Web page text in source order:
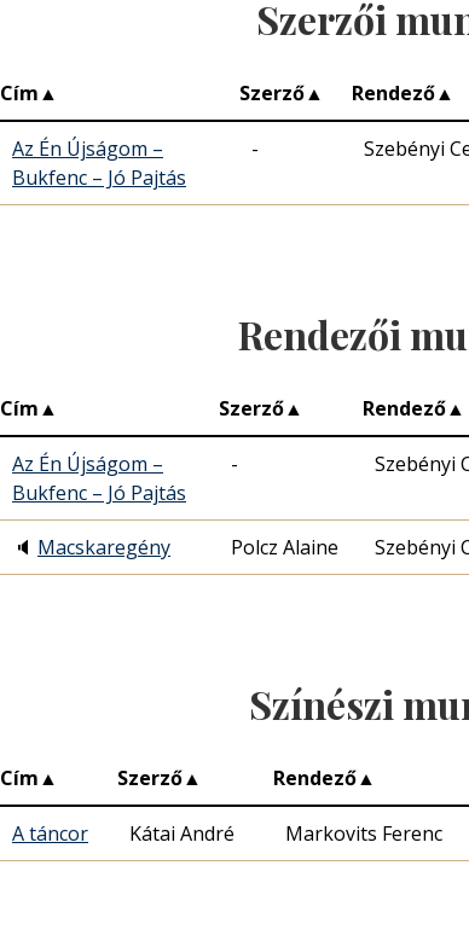
Szerzői
Cím▲ Szerző▲ Rendező▲
Az Én Újságom –
Bukfenc – Jó Pajtás
- Szebényi
Rendezői
Cím▲ Szerző▲ Rendező▲
Az Én Újságom –
Bukfenc – Jó Pajtás
- Szebényi
🔈 Macskaregény Polcz Alaine Szebényi
Színészi
Cím▲ Szerző▲ Rendező▲
A táncor Kátai André Markovits Ferenc